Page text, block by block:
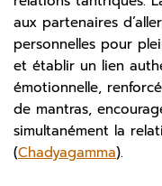
aux partenaires
personnelles pour
et établir un lien
émotionnelle,
de mantras,
simultanément la
(Chadyagamma).